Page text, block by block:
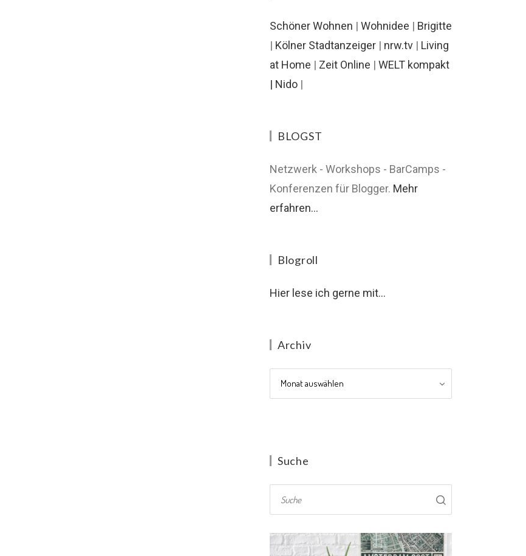
Schöner Wohnen | Wohnidee | Brigitte
| Kölner Stadtanzeiger | nrw.tv | Living
at Home | Zeit Online | WELT kompakt
| Nido |
BLOGST
Netzwerk - Workshops - BarCamps -
Konferenzen für Blogger. Mehr
erfahren...
Blogroll
Hier lese ich gerne mit...
Archiv
Archiv
Suche